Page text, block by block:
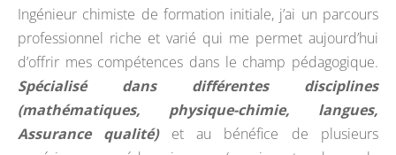
Ingénieur chimiste de formation initiale, j’ai un parcours
professionnel riche et varié qui me permet aujourd’hui
d’offrir mes compétences dans le champ pédagogique.
Spécialisé dans différentes disciplines
(mathématiques, physique-chimie, langues,
Assurance qualité) et au bénéfice de plusieurs